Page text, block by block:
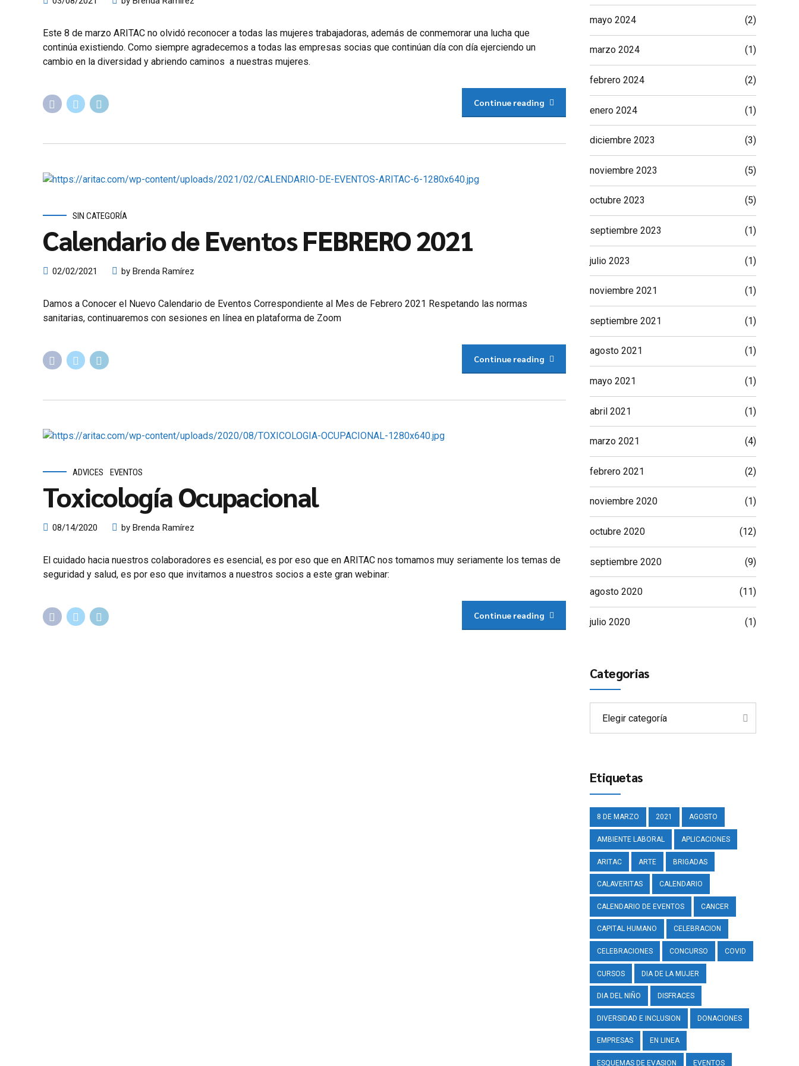
Este 8 de marzo ARITAC no olvidó reconocer a todas las mujeres trabajadoras, además de conmemorar una lucha que
continúa existiendo. Como siempre agradecemos a todas las empresas socias que continúan día con día ejerciendo un
cambio en la diversidad y abriendo caminos a nuestras mujeres.
Continue reading
SIN CATEGORÍA
Calendario de Eventos FEBRERO 2021
02/02/2021 by Brenda Ramírez
Damos a Conocer el Nuevo Calendario de Eventos Correspondiente al Mes de Febrero 2021 Respetando las normas
sanitarias, continuaremos con sesiones en línea en plataforma de Zoom
Continue reading
ADVICES EVENTOS
Toxicología Ocupacional
08/14/2020 by Brenda Ramírez
El cuidado hacia nuestros colaboradores es esencial, es por eso que en ARITAC nos tomamos muy seriamente los temas de
seguridad y salud, es por eso que invitamos a nuestros socios a este gran webinar:
Continue reading
mayo 2024 (2)
marzo 2024 (1)
febrero 2024 (2)
enero 2024 (1)
diciembre 2023 (3)
noviembre 2023 (5)
octubre 2023 (5)
septiembre 2023 (1)
julio 2023 (1)
noviembre 2021 (1)
septiembre 2021 (1)
agosto 2021 (1)
mayo 2021 (1)
abril 2021 (1)
marzo 2021 (4)
febrero 2021 (2)
noviembre 2020 (1)
octubre 2020 (12)
septiembre 2020 (9)
agosto 2020 (11)
julio 2020 (1)
Categorias
Elegir categoría
Etiquetas
8 DE MARZO 2021 AGOSTO
AMBIENTE LABORAL APLICACIONES
ARITAC ARTE BRIGADAS
CALAVERITAS CALENDARIO
CALENDARIO DE EVENTOS CANCER
CAPITAL HUMANO CELEBRACION
CELEBRACIONES CONCURSO COVID
CURSOS DIA DE LA MUJER
DIA DEL NIÑO DISFRACES
DIVERSIDAD E INCLUSION DONACIONES
EMPRESAS EN LINEA
ESQUEMAS DE EVASION EVENTOS